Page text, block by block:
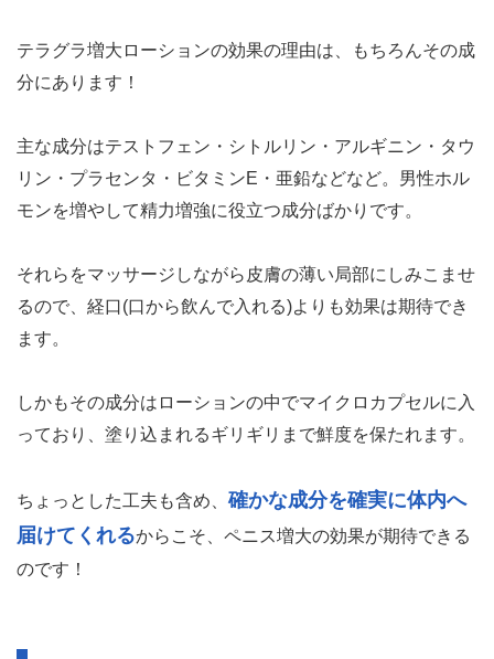
テラグラ増大ローションの効果の理由は、もちろんその成
分にあります！
主な成分はテストフェン・シトルリン・アルギニン・タウ
リン・プラセンタ・ビタミンE・亜鉛などなど。男性ホル
モンを増やして精力増強に役立つ成分ばかりです。
それらをマッサージしながら皮膚の薄い局部にしみこませ
るので、経口(口から飲んで入れる)よりも効果は期待でき
ます。
しかもその成分はローションの中でマイクロカプセルに入
っており、塗り込まれるギリギリまで鮮度を保たれます。
ちょっとした工夫も含め、確かな成分を確実に体内へ
届けてくれるからこそ、ペニス増大の効果が期待できる
のです！